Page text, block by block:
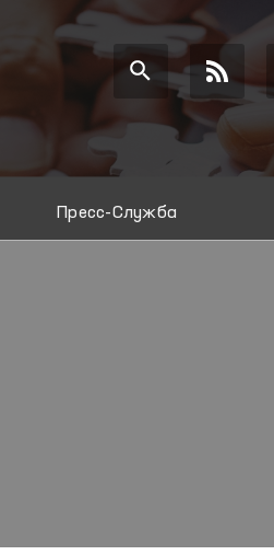
Пресс-Служба